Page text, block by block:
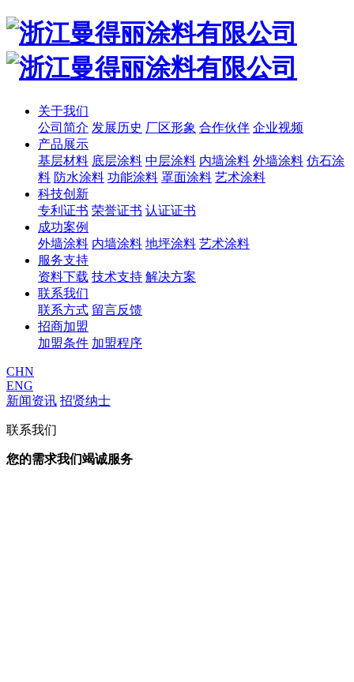
关于我们
公司简介 发展历史 厂区形象 合作伙伴 企业视频
产品展示
基层材料 底层涂料 中层涂料 内墙涂料 外墙涂料 仿石涂
料 防水涂料 功能涂料 罩面涂料 艺术涂料
科技创新
专利证书 荣誉证书 认证证书
成功案例
外墙涂料 内墙涂料 地坪涂料 艺术涂料
服务支持
资料下载 技术支持 解决方案
联系我们
联系方式 留言反馈
招商加盟
加盟条件 加盟程序
CHN
ENG
新闻资讯 招贤纳士
联系我们
您的需求我们竭诚服务